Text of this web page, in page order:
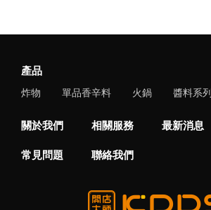
產品
炸物 單品香辛料 火鍋 醬料系列
關於我們 相關服務 最新消息
常見問題 聯絡我們